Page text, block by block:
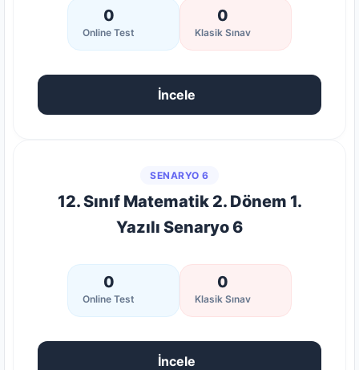
0
Online Test
0
Klasik Sınav
İncele
SENARYO 6
12. Sınıf Matematik 2. Dönem 1.
Yazılı Senaryo 6
0
Online Test
0
Klasik Sınav
İncele